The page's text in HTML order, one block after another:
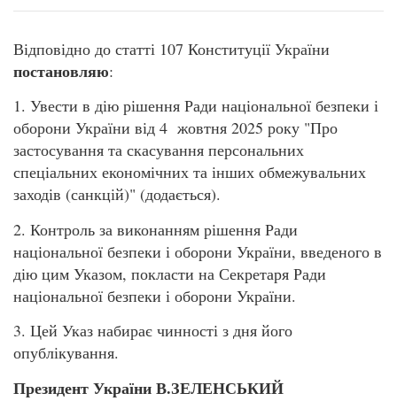
Відповідно до статті 107 Конституції України
постановляю:
1. Увести в дію рішення Ради національної безпеки і
оборони України від 4 жовтня 2025 року "Про
застосування та скасування персональних
спеціальних економічних та інших обмежувальних
заходів (санкцій)" (додається).
2. Контроль за виконанням рішення Ради
національної безпеки і оборони України, введеного в
дію цим Указом, покласти на Секретаря Ради
національної безпеки і оборони України.
3. Цей Указ набирає чинності з дня його
опублікування.
Президент України В.ЗЕЛЕНСЬКИЙ